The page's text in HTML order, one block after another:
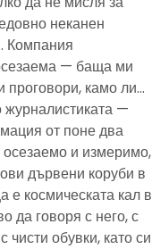
неканен
Компания
— баща ми
проговори, камо ли…
журналистиката —
от поне два
и измеримо,
дървени коруби в
е космическата кал в
да говоря с него, с
обувки, като си